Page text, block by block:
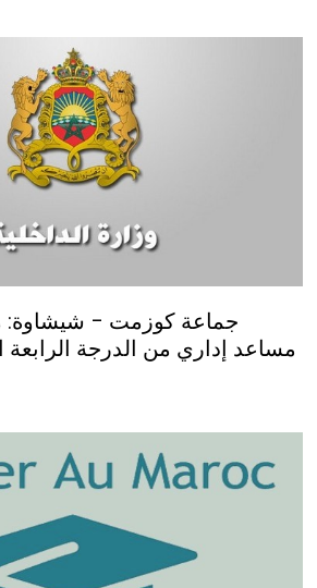
جماعة كوزمت – شيشاوة:
مساعد إداري من الدرجة الرابعة السلم 5